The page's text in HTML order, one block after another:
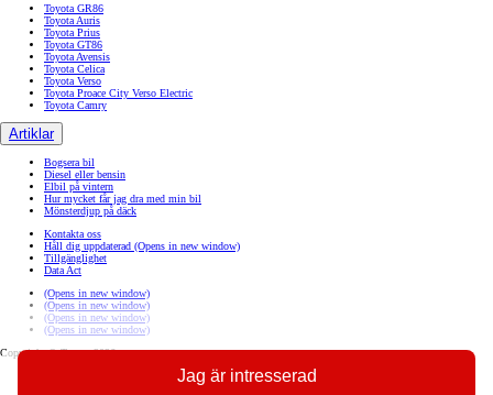
Jag är intresserad
Toyota GR86
Toyota Auris
Toyota Prius
Toyota GT86
Toyota Avensis
Toyota Celica
Toyota Verso
Toyota Proace City Verso Electric
Toyota Camry
Artiklar
Bogsera bil
Diesel eller bensin
Elbil på vintern
Hur mycket får jag dra med min bil
Mönsterdjup på däck
Kontakta oss
Håll dig uppdaterad (Opens in new window)
Tillgänglighet
Data Act
(Opens in new window)
(Opens in new window)
(Opens in new window)
(Opens in new window)
Copyright © Toyota 2026